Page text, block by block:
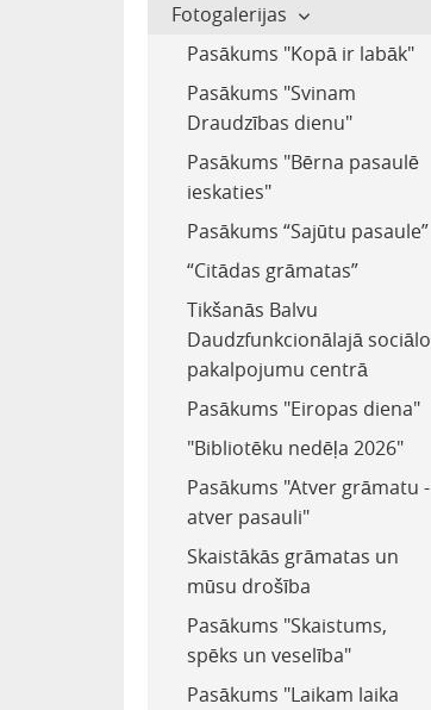
Fotogalerijas
Pasākums "Kopā ir labāk"
Pasākums "Svinam
Draudzības dienu"
Pasākums "Bērna pasaulē
ieskaties"
Pasākums “Sajūtu pasaule”
“Citādas grāmatas”
Tikšanās Balvu
Daudzfunkcionālajā sociālo
pakalpojumu centrā
Pasākums "Eiropas diena"
"Bibliotēku nedēļa 2026"
Pasākums "Atver grāmatu -
atver pasauli"
Skaistākās grāmatas un
mūsu drošība
Pasākums "Skaistums,
spēks un veselība"
Pasākums "Laikam laika